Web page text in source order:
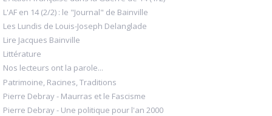
L'AF en 14 (2/2) : le "Journal" de Bainville
Les Lundis de Louis-Joseph Delanglade
Lire Jacques Bainville
Littérature
Nos lecteurs ont la parole...
Patrimoine, Racines, Traditions
Pierre Debray - Maurras et le Fascisme
Pierre Debray - Une politique pour l'an 2000